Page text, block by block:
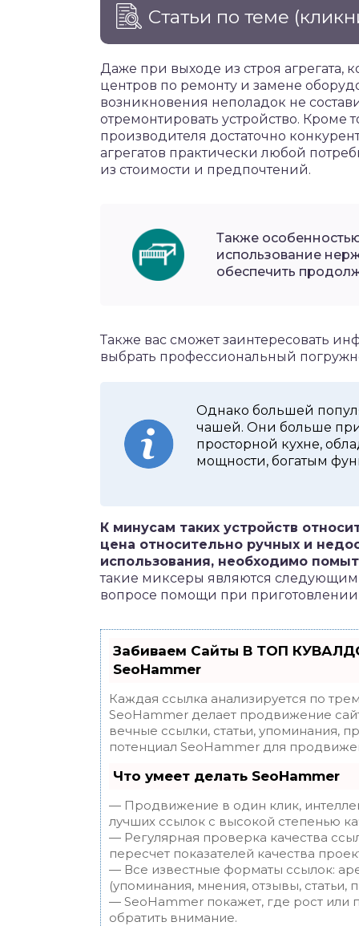
Статьи по теме
Даже при выходе из строя агрегата,
центров по ремонту и замене
возникновения неполадок не
отремонтировать устройство. Кроме
производителя достаточно
агрегатов практически любой
из стоимости и предпочтений.
Также
использование
обеспечить
Также вас сможет заинтересовать
выбрать профессиональный
Однако большей
чашей. Они больше
просторной кухне,
мощности, богатым
К минусам таких устройств
цена относительно ручных и
использования, необходимо
такие миксеры являются
вопросе помощи при
Забиваем Сайты В ТОП
SeoHammer
Каждая ссылка анализируется по
SeoHammer делает продвижение
вечные ссылки, статьи, упоминания,
потенциал SeoHammer для
Что умеет делать SeoHammer
— Продвижение в один клик,
лучших ссылок с высокой степенью
— Регулярная проверка качества
пересчет показателей качества
— Все известные форматы ссылок:
(упоминания, мнения, отзывы, статьи,
— SeoHammer покажет, где рост или
обратить внимание.